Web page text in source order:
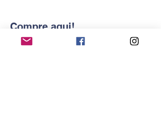
Compre aqui!